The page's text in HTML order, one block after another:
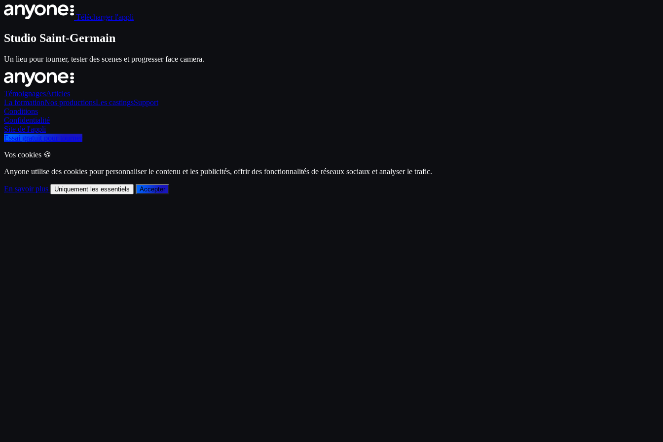
Télécharger l'appli
Studio Saint-Germain
Un lieu pour tourner, tester des scenes et progresser face camera.
TémoignagesArticles
La formationNos productionsLes castingsSupport
Conditions
Confidentialité
Site de l'appli
Essai gratuit pour tourner
Vos cookies 🍪
Anyone utilise des cookies pour personnaliser le contenu et les publicités, offrir des fonctionnalités de réseaux sociaux et analyser le trafic.
En savoir plus Uniquement les essentiels Accepter